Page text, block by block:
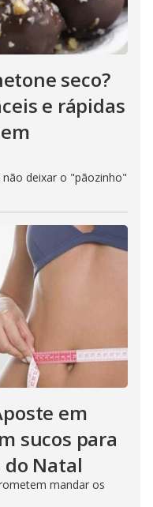
seco?
e rápidas
deixar o "pãozinho"
em
sucos para
Natal
mandar os